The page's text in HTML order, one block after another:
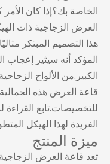
الخاصة بك؟إذا كان
العرض الزجاجية ذات
هذا التصميم المبتكر
المؤكد أنه سيثير
الكبير.من الألواح
قاعة العرض هذه
للتخصيصات.تابع القراءة
الفريدة لهذا الهيكل
ميزة المنتج
تعد قاعة العرض